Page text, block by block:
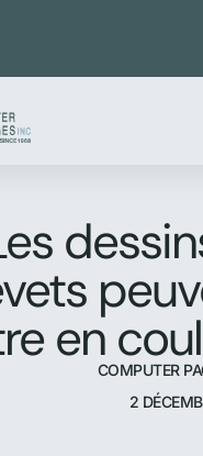
enCOMPUTER
2